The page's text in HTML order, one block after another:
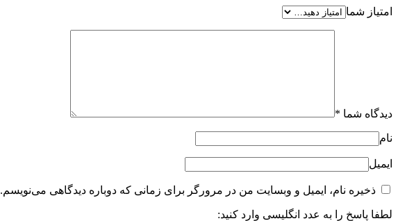
امتیاز شما
دیدگاه شما *
نام
ایمیل
ذخیره نام، ایمیل و وبسایت من در مرورگر برای زمانی که دوباره دیدگاهی می‌نویسم.
لطفا پاسخ را به عدد انگلیسی وارد کنید: